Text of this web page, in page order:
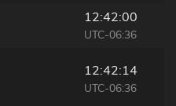
12:42:00
UTC-06:36
12:42:14
UTC-06:36